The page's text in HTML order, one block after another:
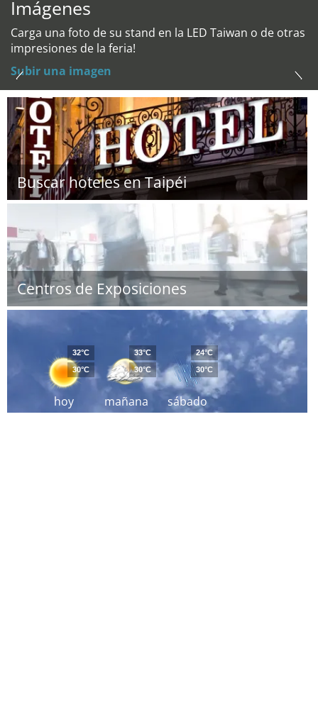
Imágenes
Carga una foto de su stand en la LED Taiwan o de otras
impresiones de la feria!
Subir una imagen
Buscar hoteles en Taipéi
Centros de Exposiciones
hoy
32°C
30°C
mañana
33°C
30°C
sábado
24°C
30°C